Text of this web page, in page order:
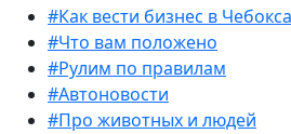
#Как вести бизнес в
#Что вам положено
#Рулим по правилам
#Автоновости
#Про животных и людей